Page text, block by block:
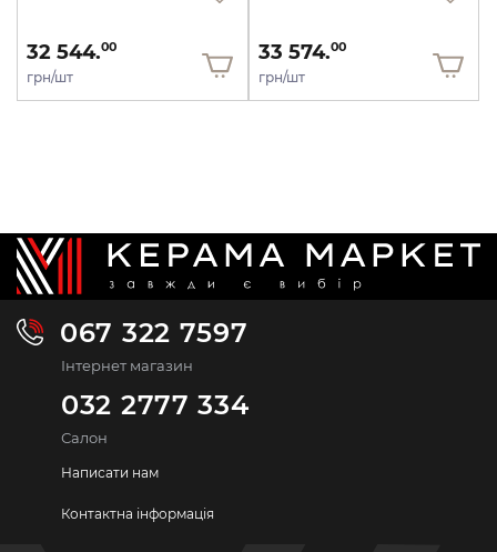
32 544.00
грн/шт
33 574.00
грн/шт
067 322 7597
Інтернет магазин
032 2777 334
Салон
Написати нам
Контактна інформація